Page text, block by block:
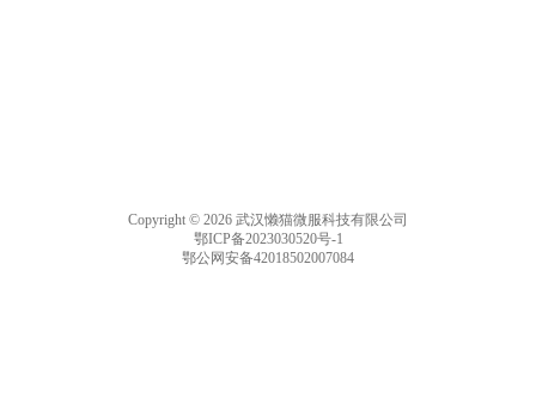
Copyright © 2026 武汉懒猫微服科技有限公司
鄂ICP备2023030520号-1
鄂公网安备42018502007084